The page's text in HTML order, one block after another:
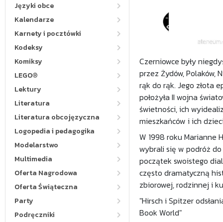
Języki obce
Kalendarze
Karnety i pocztówki
Kodeksy
Komiksy
LEGO®
Lektury
Literatura
Literatura obcojęzyczna
Logopedia i pedagogika
Modelarstwo
Multimedia
Oferta Nagrodowa
Oferta Świąteczna
Party
Podręczniki
Czerniowce były
przez Żydów, Polaków,
rąk do rąk. Jego złota
położyła II wojna
świetności, ich
mieszkańców i ich
W 1998 roku Marianne
wybrali się w podróż
początek swoistego
często dramatyczną
zbiorowej, rodzinnej i
"Hirsch i Spitzer
Book World"